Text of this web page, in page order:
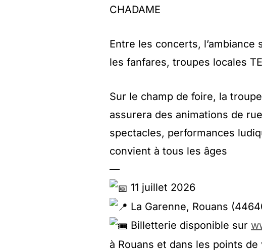
CHADAME
Entre les concerts,
les fanfares, troupes locales
Sur le champ de foire, la
assurera des animations de
spectacles, performances
convient à tous les âges
—
11 juillet 2026
La Garenne, Rouans
Billetterie disponible sur
à Rouans et dans les points